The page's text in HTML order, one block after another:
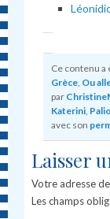
Ce contenu a
Grèce Ou
par
Katerini
avec son
Laisser
Votre adresse
Les champs